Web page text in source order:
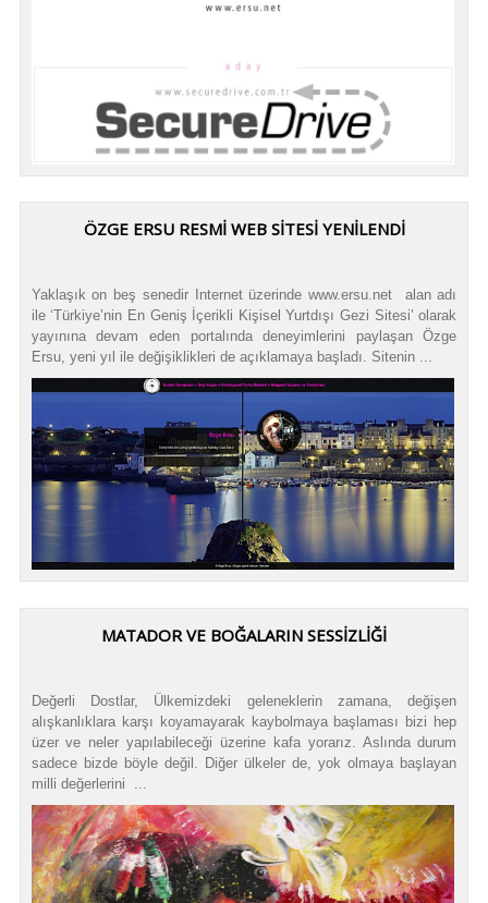
ÖZGE ERSU RESMİ WEB SİTESİ YENİLENDİ
Yaklaşık on beş senedir Internet üzerinde www.ersu.net alan adı
ile ‘Türkiye’nin En Geniş İçerikli Kişisel Yurtdışı Gezi Sitesi’ olarak
yayınına devam eden portalında deneyimlerini paylaşan Özge
Ersu, yeni yıl ile değişiklikleri de açıklamaya başladı. Sitenin ...
MATADOR VE BOĞALARIN SESSİZLİĞİ
Değerli Dostlar, Ülkemizdeki geleneklerin zamana, değişen
alışkanlıklara karşı koyamayarak kaybolmaya başlaması bizi hep
üzer ve neler yapılabileceği üzerine kafa yorarız. Aslında durum
sadece bizde böyle değil. Diğer ülkeler de, yok olmaya başlayan
milli değerlerini ...